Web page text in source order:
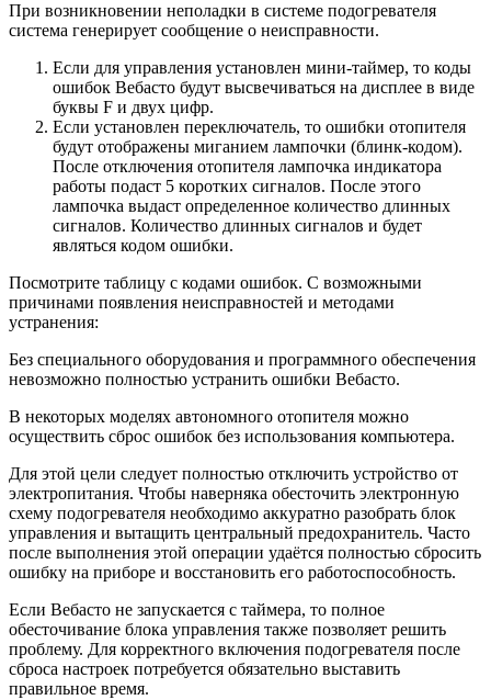
При возникновении неполадки в системе подогревателя
система генерирует сообщение о неисправности.
Если для управления установлен мини-таймер, то коды
ошибок Вебасто будут высвечиваться на дисплее в виде
буквы F и двух цифр.
Если установлен переключатель, то ошибки отопителя
будут отображены миганием лампочки (блинк-кодом).
После отключения отопителя лампочка индикатора
работы подаст 5 коротких сигналов. После этого
лампочка выдаст определенное количество длинных
сигналов. Количество длинных сигналов и будет
являться кодом ошибки.
Посмотрите таблицу с кодами ошибок. С возможными
причинами появления неисправностей и методами
устранения:
Без специального оборудования и программного обеспечения
невозможно полностью устранить ошибки Вебасто.
В некоторых моделях автономного отопителя можно
осуществить сброс ошибок без использования компьютера.
Для этой цели следует полностью отключить устройство от
электропитания. Чтобы наверняка обесточить электронную
схему подогревателя необходимо аккуратно разобрать блок
управления и вытащить центральный предохранитель. Часто
после выполнения этой операции удаётся полностью сбросить
ошибку на приборе и восстановить его работоспособность.
Если Вебасто не запускается с таймера, то полное
обесточивание блока управления также позволяет решить
проблему. Для корректного включения подогревателя после
сброса настроек потребуется обязательно выставить
правильное время.